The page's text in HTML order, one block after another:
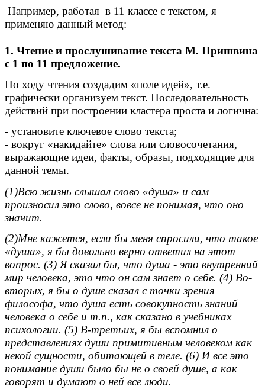
Например, работая в 11 классе с текстом, я
применяю данный метод:
1. Чтение и прослушивание текста М. Пришвина
с 1 по 11 предложение.
По ходу чтения создадим «поле идей», т.е.
графически организуем текст. Последовательность
действий при построении кластера проста и логична:
- установите ключевое слово текста;
- вокруг «накидайте» слова или словосочетания,
выражающие идеи, факты, образы, подходящие для
данной темы.
(1)Всю жизнь слышал слово «душа» и сам
произносил это слово, вовсе не понимая, что оно
значит.
(2)Мне кажется, если бы меня спросили, что такое
«душа», я бы довольно верно ответил на этот
вопрос. (3) Я сказал бы, что душа - это внутренний
мир человека, это что он сам знает о себе. (4) Во-
вторых, я бы о душе сказал с точки зрения
философа, что душа есть совокупность знаний
человека о себе и т.п., как сказано в учебниках
психологии. (5) В-третьих, я бы вспомнил о
представлениях души примитивным человеком как
некой сущности, обитающей в теле. (6) И все это
понимание души было бы не о своей душе, а как
говорят и думают о ней все люди.